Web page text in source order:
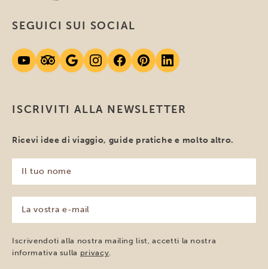
ISCRIVITI ALLA NEWSLETTER
Ricevi idee di viaggio, guide pratiche e molto altro.
tuo
nome
(Obbligatorio)
vostra
e-
mail
(Obbligatorio)
Iscrivendoti alla nostra mailing list, accetti la nostra
informativa sulla privacy
SEGUICI SUI SOCIAL